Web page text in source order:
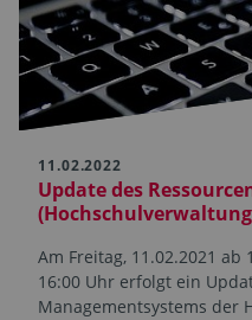
11.02.2022
Update des
Am Freitag, 11.02.2021
16:00 Uhr erfolgt ein
Managementsystems der